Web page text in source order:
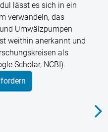
lässt es sich in ein
verwandeln, das
Umwälzpumpen
weithin anerkannt und
als
Scholar, NCBI ).